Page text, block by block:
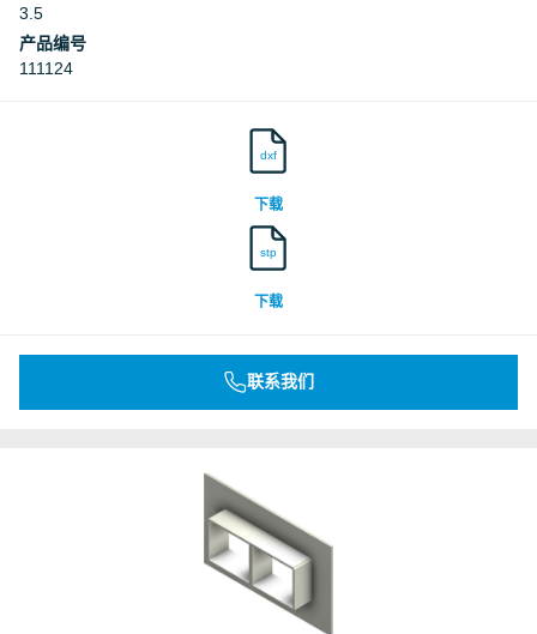
3.5
产品编号
111124
dxf
下载
stp
下载
联系我们